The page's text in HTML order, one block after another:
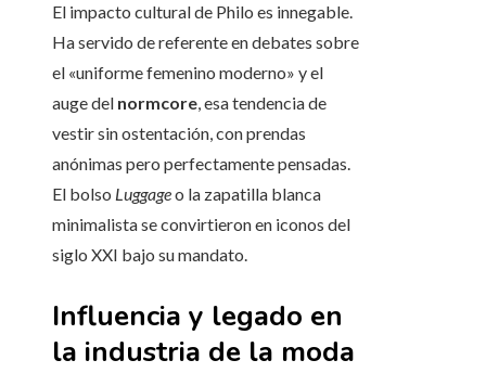
El impacto cultural de Philo es innegable.
Ha servido de referente en debates sobre
el «uniforme femenino moderno» y el
auge del normcore, esa tendencia de
vestir sin ostentación, con prendas
anónimas pero perfectamente pensadas.
El bolso Luggageo la zapatilla blanca
minimalista se convirtieron en iconos del
siglo XXI bajo su mandato.
Influencia y legado en
la industria de la moda